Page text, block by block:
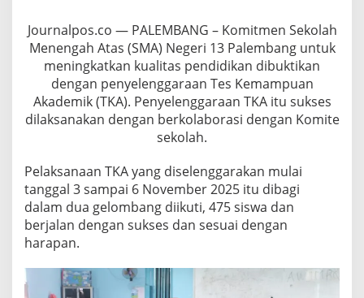
n
g
g
a
n
d
e
K
O
M
I
T
Journalpos.co — PALEMBANG – Komitmen Sekolah
Menengah Atas (SMA) Negeri 13 Palembang untuk
meningkatkan kualitas pendidikan dibuktikan
dengan penyelenggaraan Tes Kemampuan
Akademik (TKA). Penyelenggaraan TKA itu sukses
dilaksanakan dengan berkolaborasi dengan Komite
sekolah.
Pelaksanaan TKA yang diselenggarakan mulai
tanggal 3 sampai 6 November 2025 itu dibagi
dalam dua gelombang diikuti, 475 siswa dan
berjalan dengan sukses dan sesuai dengan
harapan.